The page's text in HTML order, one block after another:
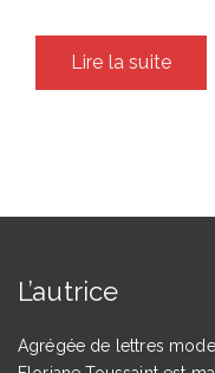
Lire la suite
L’autrice
Agrégée de lettres